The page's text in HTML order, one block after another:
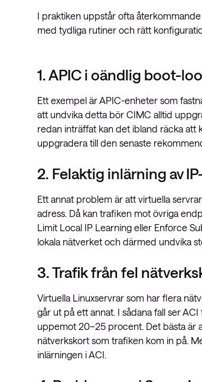
I praktiken uppstår ofta
med tydliga rutiner och rätt
1. APIC i oändlig boot-
Ett exempel är APIC-enheter som
att undvika detta bör CIMC alltid
redan inträffat kan det ibland räcka att
uppgradera till den senaste
2. Felaktig inlärning av
Ett annat problem är att virtuella
adress. Då kan trafiken mot övriga
Limit Local IP Learning eller Enforce
lokala nätverket och därmed undvika
3. Trafik från fel
Virtuella Linuxservrar som har flera
går ut på ett annat. I sådana fall ser
uppemot 20–25 procent. Det bästa är
nätverkskort som trafiken kom in på.
inlärningen i ACI.